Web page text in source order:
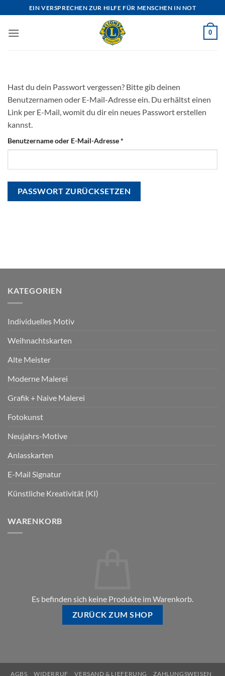
Inhalt
springen
EIN VERSPRECHEN ZUR HILFE FÜR MENSCHEN IN NOT
0
Hast du dein Passwort vergessen? Bitte gib deinen
Benutzernamen oder E-Mail-Adresse ein. Du erhältst einen
Link per E-Mail, womit du dir ein neues Passwort erstellen
kannst.
Benutzername oder E-Mail-Adresse*
PASSWORT ZURÜCKSETZEN
KATEGORIEN
Individuelles Motiv
Weihnachtskarten
Alte Meister
Moderne Malerei
Grafik + Naive Malerei
Fotokunst
Neujahrs-Motive
Anlasskarten
E-Mail Signatur
Künstliche Kreativität (KI)
WARENKORB
Es befinden sich keine Produkte im Warenkorb.
ZURÜCK ZUM SHOP
AGBS WIDERRUF VERSAND & LIEFERUNG ZAHLUNGSWEISEN